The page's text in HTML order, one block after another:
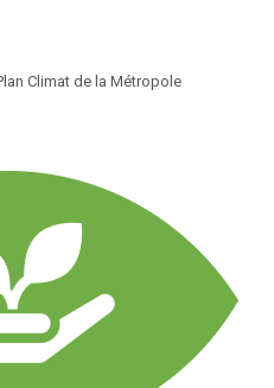
Climat de la Métropole